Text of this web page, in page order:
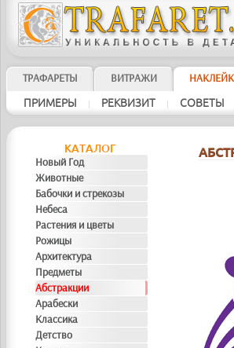
ТРАФАРЕТЫ ВИТРАЖИ
ПРИМЕРЫ | РЕКВИЗИТ | СОВЕТЫ
KAТAЛOГ
Новый Год
Животные
Бабочки и стрекозы
Небеса
Растения и цветы
Рожицы
Архитектура
Предметы
Абстракции
Арабески
Классика
Детство